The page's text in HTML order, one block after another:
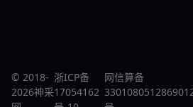
© 2018-
2026神采
浙ICP备
17054162
网信算备